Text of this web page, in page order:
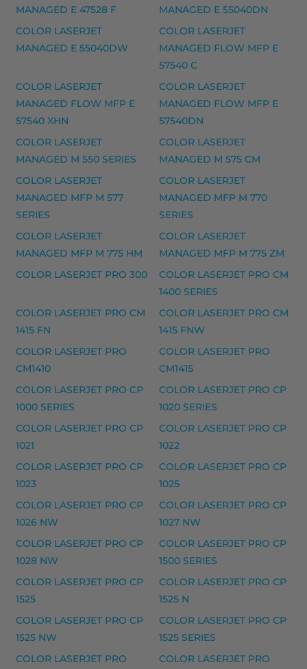
HP 304XL mustekasetti, kolmivärinen – tarvike,
HP 304XL mustekasetti, musta – tarvike, premium
304 SERIES, DESKJET 2600, DESKJET 2600
HP 305XL mustekasetti musteet
HP 305XL mustekasetti, musta – tarvike, premium
Yhteensopivat tulostimet
305 SERIES, DESKJET 2320, DESKJET 2700,
HP musteet
HP 364 mustekasetti, keltainen – tarvike, premium
HP 364 mustekasetti, magenta – tarvike, premium
HP 364 mustekasetti, syaani – tarvike, premium
HP 364XL mustekasetti, keltainen – tarvike,
HP 364XL mustekasetti, magenta – tarvike, premium
HP 364XL mustekasetti, syaani – tarvike, premium
Yhteensopivat tulostimet
364 SERIE, DESKJET 3070 SERIES, DESKJET 3070A
HP musteet
HP 364 mustekasetti, photomusta – tarvike,
HP 364XL mustekasetti, valokuvamusta – tarvike,
Yhteensopivat tulostimet
HP 61X laserkasetti, musta – tarvike, premium
HP 61X laserkasetti, musta – tarvike, premium
MANAGED E 47528 F
MANAGED E 55040DN
COLOR LASERJET
MANAGED E 55040DW
COLOR LASERJET
MANAGED FLOW MFP E
57540 C
COLOR LASERJET
MANAGED FLOW MFP E
57540 XHN
COLOR LASERJET
MANAGED FLOW MFP E
57540DN
COLOR LASERJET
MANAGED M 550 SERIES
COLOR LASERJET
MANAGED M 575 CM
COLOR LASERJET
MANAGED MFP M 577
SERIES
COLOR LASERJET
MANAGED MFP M 770
SERIES
COLOR LASERJET
MANAGED MFP M 775 HM
COLOR LASERJET
MANAGED MFP M 775 ZM
COLOR LASERJET PRO 300
COLOR LASERJET PRO CM
1400 SERIES
COLOR LASERJET PRO CM
1415 FN
COLOR LASERJET PRO CM
1415 FNW
COLOR LASERJET PRO
CM1410
COLOR LASERJET PRO
CM1415
COLOR LASERJET PRO CP
1000 SERIES
COLOR LASERJET PRO CP
1020 SERIES
COLOR LASERJET PRO CP
1021
COLOR LASERJET PRO CP
1022
COLOR LASERJET PRO CP
1023
COLOR LASERJET PRO CP
1025
COLOR LASERJET PRO CP
1026 NW
COLOR LASERJET PRO CP
1027 NW
COLOR LASERJET PRO CP
1028 NW
COLOR LASERJET PRO CP
1500 SERIES
COLOR LASERJET PRO CP
1525
COLOR LASERJET PRO CP
1525 N
COLOR LASERJET PRO CP
1525 NW
COLOR LASERJET PRO CP
1525 SERIES
COLOR LASERJET PRO
COLOR LASERJET PRO